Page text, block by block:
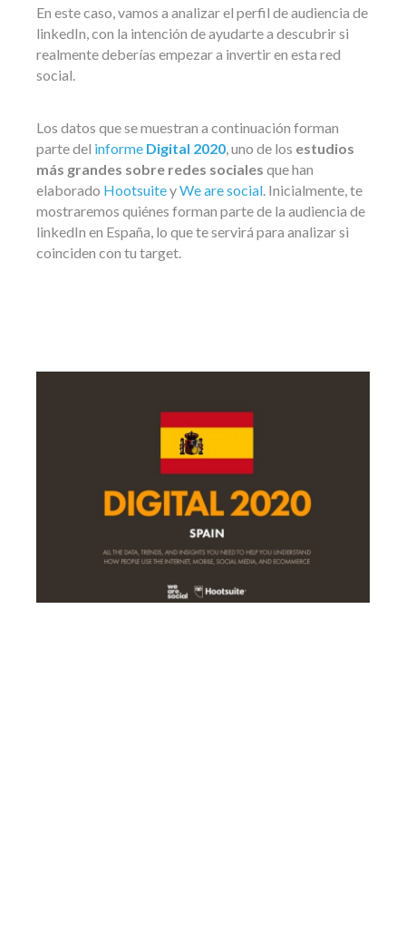
En este caso, vamos a analizar el perfil de audiencia de
linkedIn, con la intención de ayudarte a descubrir si
realmente deberías empezar a invertir en esta red
social.
Los datos que se muestran a continuación forman
parte del informe Digital 2020 , uno de los estudios
más grandes sobre redes sociales que han
elaborado HootsuiteyWe are social . Inicialmente, te
mostraremos quiénes forman parte de la audiencia de
linkedIn en España, lo que te servirá para analizar si
coinciden con tu target.